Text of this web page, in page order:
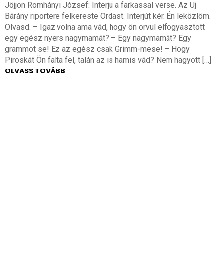
Jöjjön Romhányi József: Interjú a farkassal verse. Az Uj
Bárány riportere felkereste Ordast. Interjút kér. Én leközlöm.
Olvasd. – Igaz volna ama vád, hogy ön orvul elfogyasztott
egy egész nyers nagymamát? – Egy nagymamát? Egy
grammot se! Ez az egész csak Grimm-mese! – Hogy
Piroskát Ön falta fel, talán az is hamis vád? Nem hagyott […]
OLVASS TOVÁBB